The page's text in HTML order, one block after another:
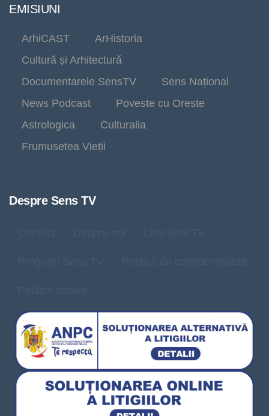
EMISIUNI
ArhiCAST
ArHistoria
Cultură și Arhitectură
Documentarele SensTV
Sens Național
News Podcast
Poveste cu Oreste
Astrologica
Culturalia
Frumusetea Vieții
Despre Sens TV